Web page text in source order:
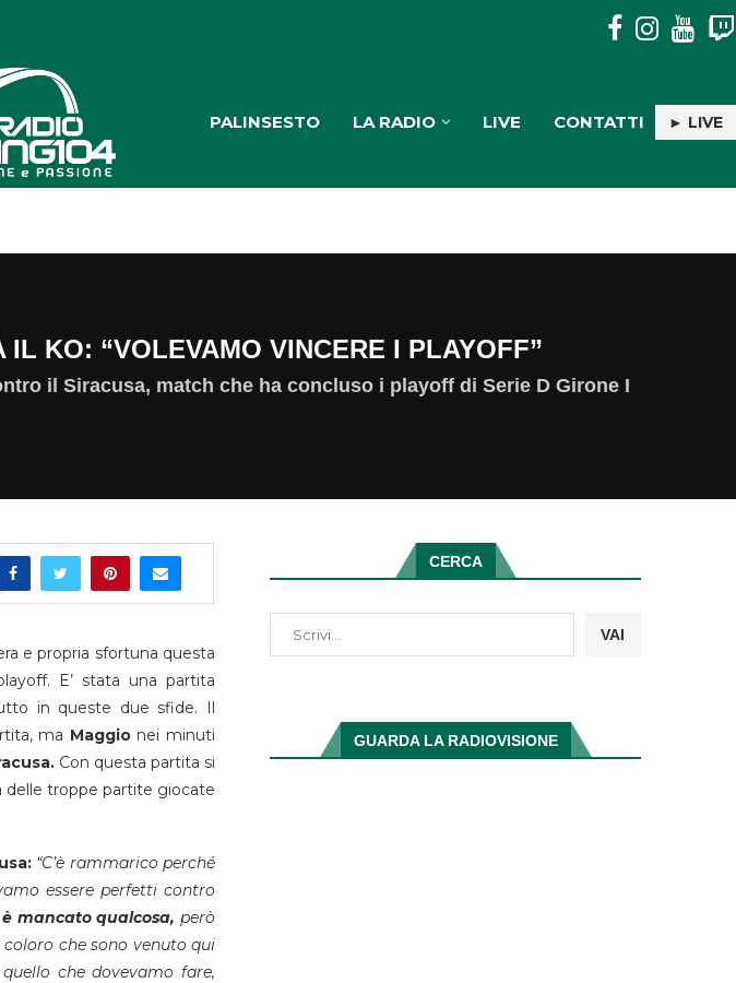
LUTTO NELLA MUSICA ITALIANA: È MORTO AD 86...
PALINSESTO LA RADIO LIVE CONTATTI ► LIVE
KO: “VOLEVAMO VINCERE I PLAYOFF”
il Siracusa, match che ha concluso i playoff di Serie D Girone I
e propria sfortuna questa
E’ stata una partita
in queste due sfide. Il
ma Maggio nei minuti
Con questa partita si
delle troppe partite giocate
“C’è rammarico perché
essere perfetti contro
mancato qualcosa, però
che sono venuto qui
che dovevamo fare,
CERCA
VAI
GUARDA LA RADIOVISIONE